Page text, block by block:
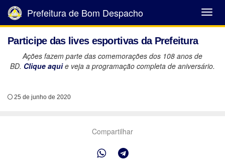
Abrir
Menu
Prefeitura de Bom Despacho
Participe das lives esportivas da Prefeitura
Ações fazem parte das comemorações dos 108 anos de
BD. Clique aquie veja a programação completa de aniversário.
25 de junho de 2020
Compartilhar